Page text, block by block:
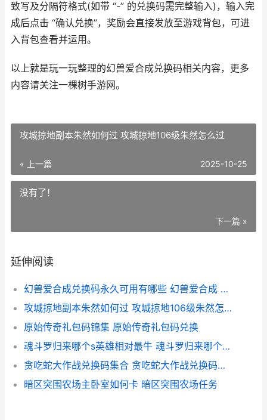
致写及分隔符格式(如带 “-” 的兑换码需完整输入)，输入完
成后点击 “确认兑换”，奖励会直接发放至游戏背包，可进
入背包查看并运用。
以上就是玩一玩整理的幻兽爱合成兑换码相关内容，更多
内容请关注一棵树手游网。
攻城掠地副本朱然如何过 攻城掠地106级朱然怎么过
« 上一篇 2025-10-25
没有了！
下一篇 »
延伸阅读
幻兽爱合成兑换码永久可用有哪些 幻兽爱合成 兑换
攻城掠地副本朱然如何过 攻城掠地106级朱然怎么过
原始传奇礼包码锦集 原始传奇礼包码兑换
魂斗罗归来哪个s英雄相对最牛 魂斗罗归来哪个区人多
贪吃蛇大作战兑换码集合 贪吃蛇大作战兑换码永久皮肤
暗区突围农场主卧室如何卡 暗区突围农场任务